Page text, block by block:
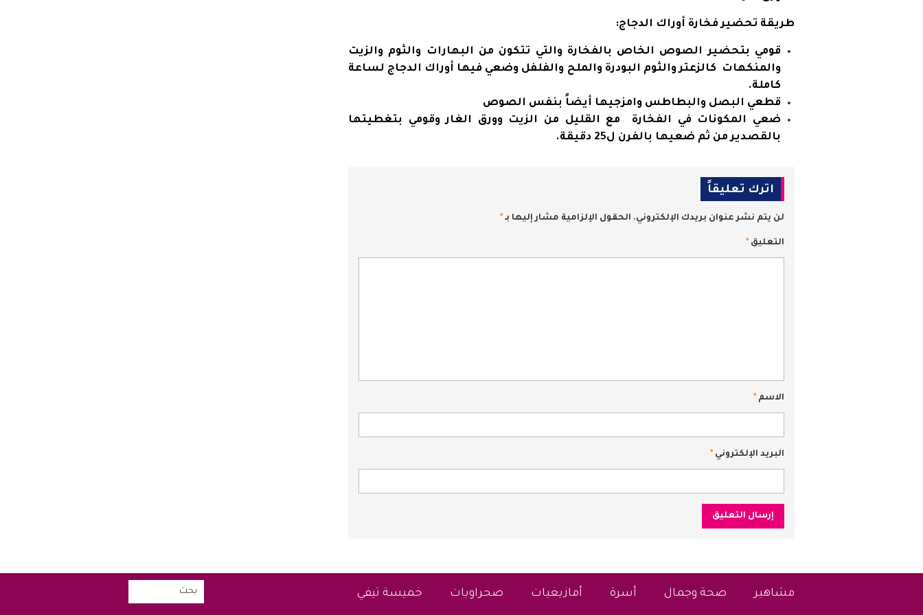
طريقة تحضير فخارة أوراك الدجاج:
قومي بتحضير الصوص الخاص بالفخارة والتي تتكون من البهارات والثوم والزيت
والمنكهات كالزعتر والثوم البودرة والملح والفلفل وضعي فيها أوراك الدجاج لساعة
كاملة.
قطعي البصل والبطاطس وامزجيها أيضاً بنفس الصوص
ضعي المكونات في الفخارة مع القليل من الزيت وورق الغار وقومي بتغطيتها
بالقصدير من ثم ضعيها بالفرن ل25 دقيقة.
اترك تعليقاً
لن يتم نشر عنوان بريدك الإلكتروني. الحقول الإلزامية مشار إليها بـ*
التعليق*
الاسم*
البريد الإلكتروني*
مشاهير صحة وجمال أسرة أمازيغيات صحراويات خميسة تيفي